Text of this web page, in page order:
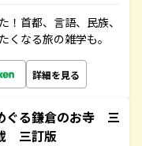
首都、言語、民族、
なる旅の雑学も。
詳細を見る
ぐる鎌倉のお寺 三
三訂版